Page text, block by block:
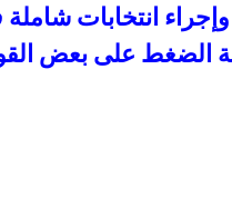
انتخابات شاملة
الضغط على بعض